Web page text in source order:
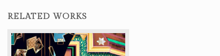
RELATED WORKS